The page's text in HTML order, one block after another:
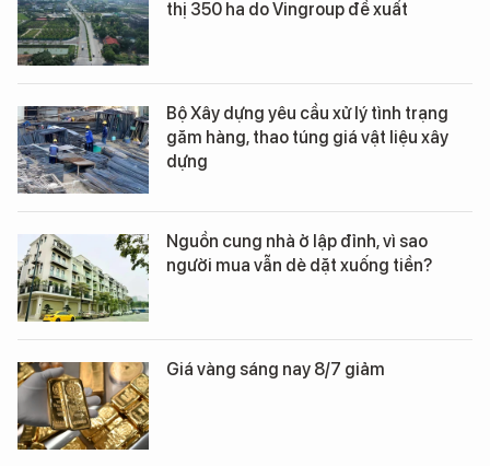
thị 350 ha do Vingroup đề xuất
Bộ Xây dựng yêu cầu xử lý tình trạng
găm hàng, thao túng giá vật liệu xây
dựng
Nguồn cung nhà ở lập đỉnh, vì sao
người mua vẫn dè dặt xuống tiền?
Giá vàng sáng nay 8/7 giảm